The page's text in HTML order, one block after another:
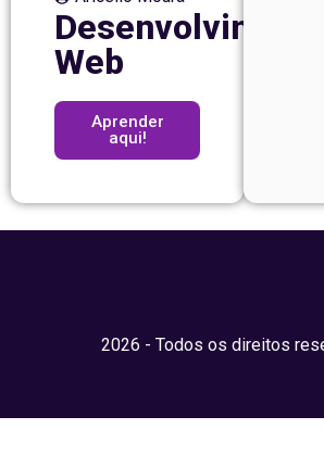
Desenvolvimento
Web
Aprender
aqui!
2026 - Todos os direitos